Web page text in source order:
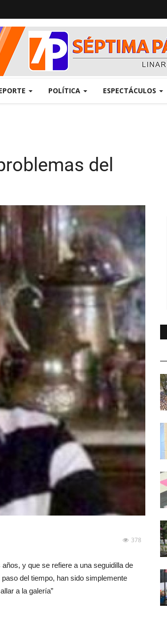
POLÍTICA ESPECTÁCULOS
del
378
y que se refiere a una seguidilla de
del tiempo, han sido simplemente
a la galería”